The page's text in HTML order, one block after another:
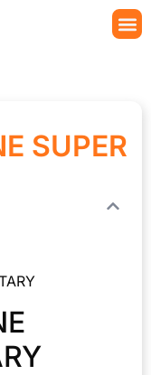
SUPER